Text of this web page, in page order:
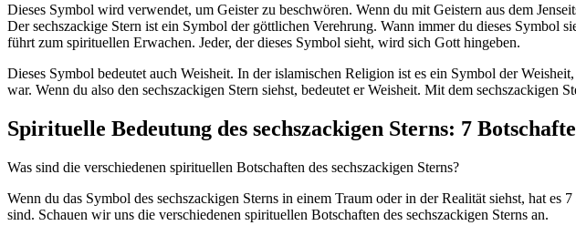
Dieses Symbol wird verwendet, um Geister zu beschwören. Wenn du mit Geistern aus dem
Der sechszackige Stern ist ein Symbol der göttlichen Verehrung. Wann immer du dieses
führt zum spirituellen Erwachen. Jeder, der dieses Symbol sieht, wird sich Gott hingeben.
Dieses Symbol bedeutet auch Weisheit. In der islamischen Religion ist es ein Symbol der
war. Wenn du also den sechszackigen Stern siehst, bedeutet er Weisheit. Mit dem sechszackigen
Spirituelle Bedeutung des sechszackigen Sterns: 7
Was sind die verschiedenen spirituellen Botschaften des sechszackigen Sterns?
Wenn du das Symbol des sechszackigen Sterns in einem Traum oder in der Realität siehst, hat
sind. Schauen wir uns die verschiedenen spirituellen Botschaften des sechszackigen Sterns an.